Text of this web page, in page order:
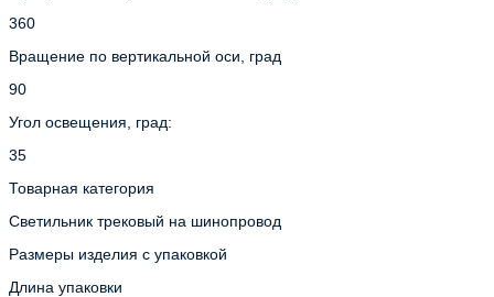
360
Вращение по вертикальной оси, град
90
Угол освещения, град:
35
Товарная категория
Светильник трековый на шинопровод
Размеры изделия с упаковкой
Длина упаковки